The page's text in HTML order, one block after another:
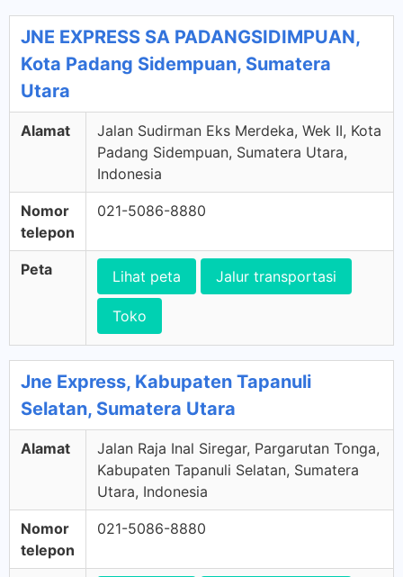
JNE EXPRESS SA PADANGSIDIMPUAN,
Kota Padang Sidempuan, Sumatera
Utara
Alamat
Jalan Sudirman Eks Merdeka, Wek II, Kota
Padang Sidempuan, Sumatera Utara,
Indonesia
Nomor
telepon
021-5086-8880
Peta Lihat peta Jalur transportasi
Toko
Jne Express, Kabupaten Tapanuli
Selatan, Sumatera Utara
Alamat
Jalan Raja Inal Siregar, Pargarutan Tonga,
Kabupaten Tapanuli Selatan, Sumatera
Utara, Indonesia
Nomor
telepon
021-5086-8880